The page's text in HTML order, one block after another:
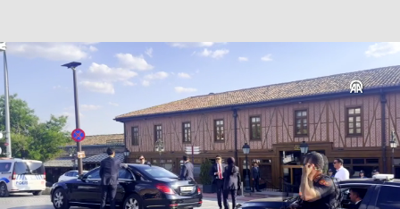
Bursa
Çanakkale
Çankırı
Çorum